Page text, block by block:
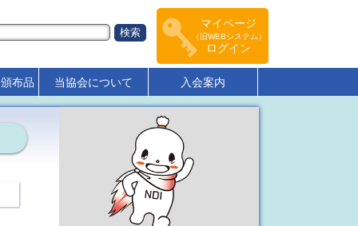
マイページ
（旧WEBシステム）
ログイン
布品 当協会について 入会案内